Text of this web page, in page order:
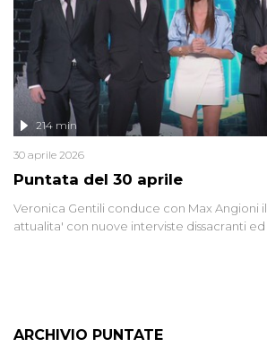
Puntata del 30 aprile
214 min
30 aprile 2026
Veronica Gentili conduce con Max Angioni
attualita' con nuove interviste dissacranti
ARCHIVIO PUNTATE